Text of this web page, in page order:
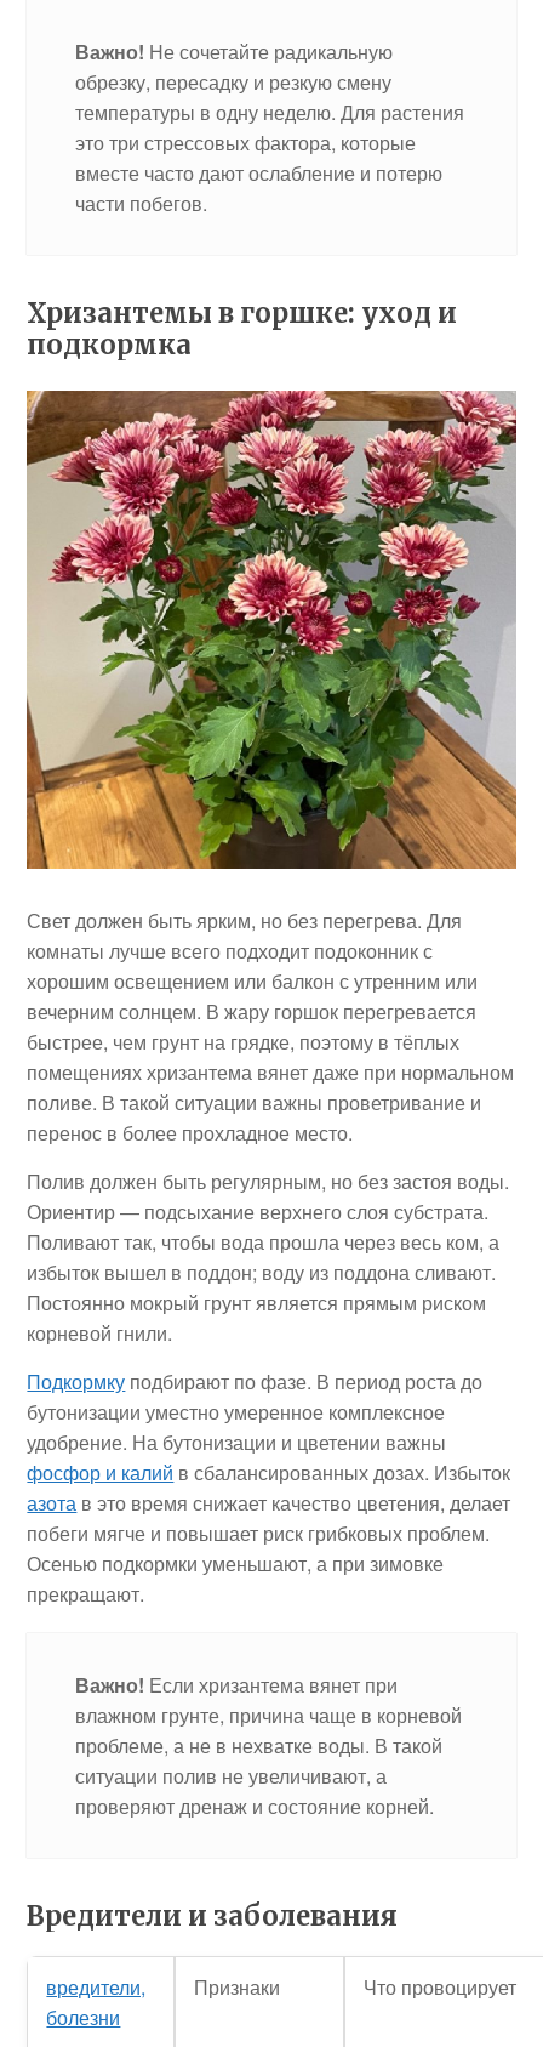
Важно! Не сочетайте радикальную
обрезку, пересадку и резкую смену
температуры в одну неделю. Для растения
это три стрессовых фактора, которые
вместе часто дают ослабление и потерю
части побегов.
Хризантемы в горшке: уход и
подкормка
Свет должен быть ярким, но без перегрева. Для
комнаты лучше всего подходит подоконник с
хорошим освещением или балкон с утренним или
вечерним солнцем. В жару горшок перегревается
быстрее, чем грунт на грядке, поэтому в тёплых
помещениях хризантема вянет даже при нормальном
поливе. В такой ситуации важны проветривание и
перенос в более прохладное место.
Полив должен быть регулярным, но без застоя воды.
Ориентир — подсыхание верхнего слоя субстрата.
Поливают так, чтобы вода прошла через весь ком, а
избыток вышел в поддон; воду из поддона сливают.
Постоянно мокрый грунт является прямым риском
корневой гнили.
Подкормку подбирают по фазе. В период роста до
бутонизации уместно умеренное комплексное
удобрение. На бутонизации и цветении важны
фосфор и калий в сбалансированных дозах. Избыток
азота в это время снижает качество цветения, делает
побеги мягче и повышает риск грибковых проблем.
Осенью подкормки уменьшают, а при зимовке
прекращают.
Важно! Если хризантема вянет при
влажном грунте, причина чаще в корневой
проблеме, а не в нехватке воды. В такой
ситуации полив не увеличивают, а
проверяют дренаж и состояние корней.
Вредители и заболевания
вредители,
болезни
Признаки Что провоцирует